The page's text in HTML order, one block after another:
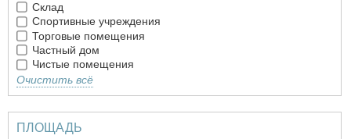
Склад
Спортивные учреждения
Торговые помещения
Частный дом
Чистые помещения
Очистить всё
ПЛОЩАДЬ